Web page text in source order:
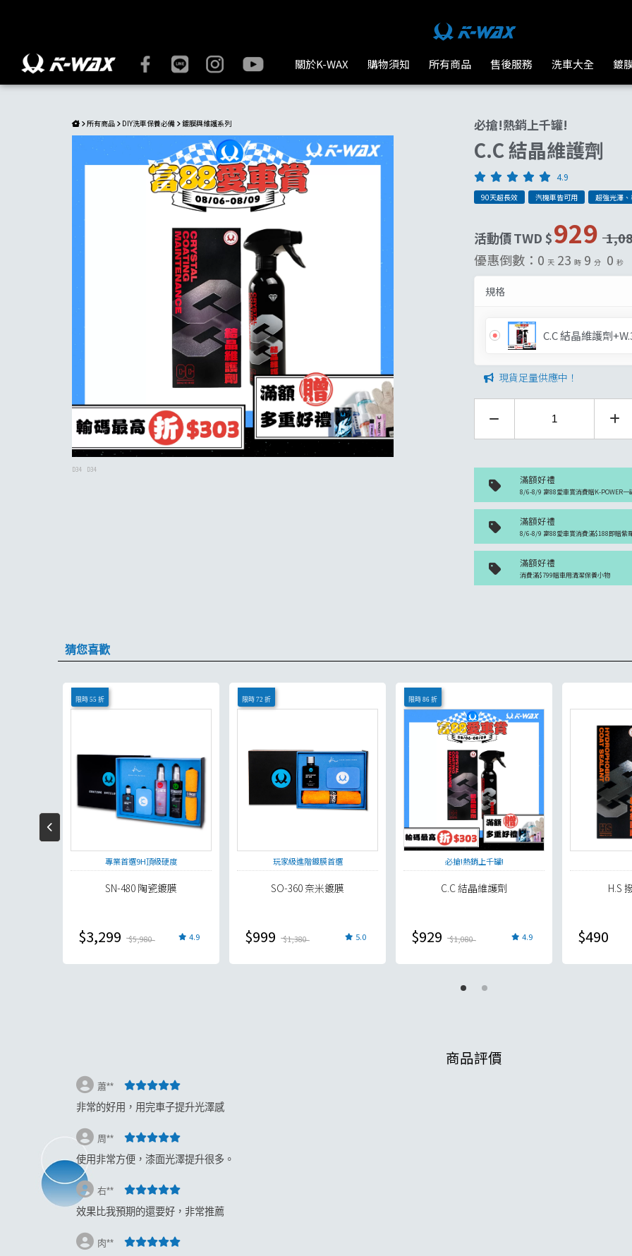
關於K-WAX 購物須知 所有商品 售後服務 洗車大全 鍍
所有商品 DIY洗車保養必備 鍍膜與維護系列
D34 D34
必搶!熱銷上千罐!
C.C 結晶維護劑
4.9
90天超長效 汽機車皆可用 超強光澤
活動價TWD $929
優惠倒數： 0 天 23 時 8 分 58
規格
C.C 結晶維護劑
現貨足量供應中！
滿額好禮
8/6-8/9 富88愛車賞消費贈K-POWER一
滿額好禮
8/6-8/9 富88愛車賞消費滿$188即贈紫
滿額好禮
消費滿$799贈車用清潔保養小物
返回
現貨足量供應中！
加入購物車
猜您喜歡
限時 55 折
專業首選9H頂級硬度
SN-480 陶瓷鍍膜
$3,299 $5,980 4.9
限時 72 折
玩家級進階鍍膜首選
SO-360 奈米鍍膜
$999 $1,380 5.0
限時 86 折
必搶!熱銷上千罐!
C.C 結晶維護劑
$929 $1,080 4.9
H.S
$490
商品評價
蕭**
非常的好用，用完車子提升光澤感
周**
使用非常方便，漆面光澤提升很多。
右**
效果比我預期的還要好，非常推薦
肉**